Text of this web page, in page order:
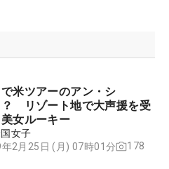
で米ツアーのアン・シ
リゾート地で大声援を受
女ルーキー
女子
2月25日 (月) 07時01分
178